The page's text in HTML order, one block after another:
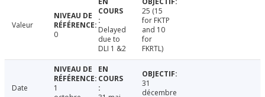
Valeur
0
Delayed
due to
DLI 1 &2
25 (15
for FKTP
and 10
for
FKRTL)
Date
1
31
décembre